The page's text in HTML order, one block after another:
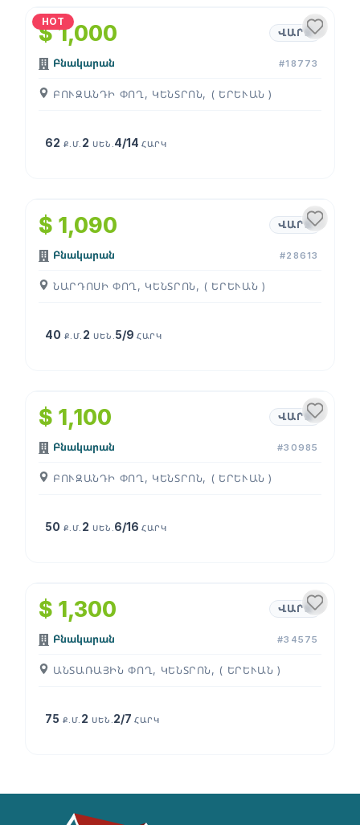
HOT
$ 1,000 ՎԱՐՁ
Բնակարան #18773
ԲՈՒԶԱՆԴԻ ՓՈՂ, ԿԵՆՏՐՈՆ, ( ԵՐԵՒԱՆ )
62 Ք.Մ. 2 ՍԵՆ. 4/14ՀԱՐԿ
$ 1,090 ՎԱՐՁ
Բնակարան #28613
ՆԱՐԴՈՍԻ ՓՈՂ, ԿԵՆՏՐՈՆ, ( ԵՐԵՒԱՆ )
40 Ք.Մ. 2 ՍԵՆ. 5/9ՀԱՐԿ
$ 1,100 ՎԱՐՁ
Բնակարան #30985
ԲՈՒԶԱՆԴԻ ՓՈՂ, ԿԵՆՏՐՈՆ, ( ԵՐԵՒԱՆ )
50 Ք.Մ. 2 ՍԵՆ. 6/16ՀԱՐԿ
$ 1,300 ՎԱՐՁ
Բնակարան #34575
ԱՆՏԱՌԱՅԻՆ ՓՈՂ, ԿԵՆՏՐՈՆ, ( ԵՐԵՒԱՆ )
75 Ք.Մ. 2 ՍԵՆ. 2/7ՀԱՐԿ